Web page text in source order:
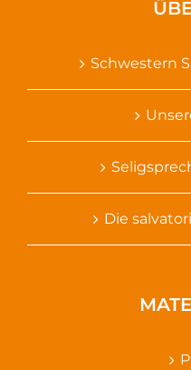
Schwestern
Die